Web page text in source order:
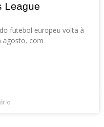
League
futebol europeu volta à
agosto, com